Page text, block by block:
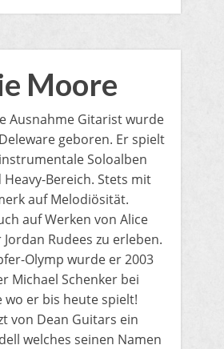
Moore
Ausnahme Gitarist wurde
geboren. Er spielt
Soloalben
Bereich. Stets mit
auf Melodiösität.
auf Werken von Alice
Rudees zu erleben.
Olymp wurde er 2003
Michael Schenker bei
wo er bis heute spielt!
von Dean Guitars ein
welches seinen Namen